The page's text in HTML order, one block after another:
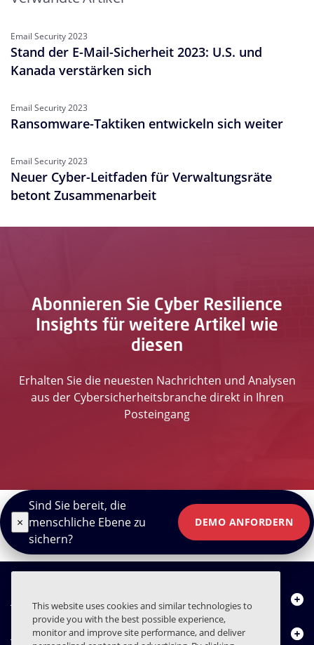
Email Security 2023
Stand der E-Mail-Sicherheit 2023: U.S. und
Kanada verstärken sich
Email Security 2023
Ransomware-Taktiken entwickeln sich weiter
Email Security 2023
Neuer Cyber-Leitfaden für Verwaltungsräte
betont Zusammenarbeit
Abonnieren Sie Cyber Resilience
Insights für weitere Artikel wie
diesen
Erhalten Sie die neuesten Nachrichten und Analysen
aus der Cybersicherheitsbranche direkt in Ihren
Posteingang
×
Sind Sie bereit, die
menschliche Ebene zu
sichern?
DEMO ANFORDERN
Über uns
Produkte
This website uses cookies and similar technologies to
provide you with the best possible experience,
monitor and improve site performance, and deliver